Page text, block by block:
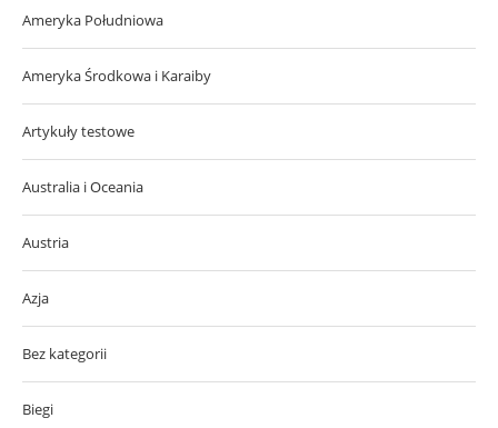
Ameryka Południowa
Ameryka Środkowa i Karaiby
Artykuły testowe
Australia i Oceania
Austria
Azja
Bez kategorii
Biegi